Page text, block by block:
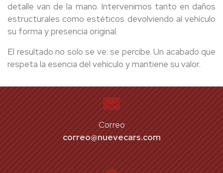
detalle van de la mano. Intervenimos tanto en daños
estructurales como estéticos devolviendo al vehículo
su forma y presencia original.
El resultado no solo se ve: se percibe. Un acabado que
respeta la esencia del vehículo y mantiene su valor.
Correo
correo@nuevecars.com